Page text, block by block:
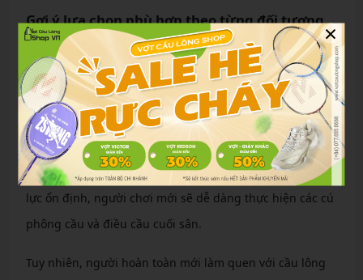
Gợi ý lựa chọn phù hợp theo từng đối tượng
Người mới
Mặc dù thuộc phân khúc trung cấp, Yonex Astrox 77
Shine Red vẫn phù hợp với những người mới có nền
tảng thể thao tốt.
Nhờ thân vợt có độ cứng trung bình cùng khả năng trợ
lực ổn định, người chơi mới sẽ dễ dàng thực hiện các cú
phông cầu và điều cầu cuối sân.
Tuy nhiên, người hoàn toàn mới làm quen với cầu lông
×